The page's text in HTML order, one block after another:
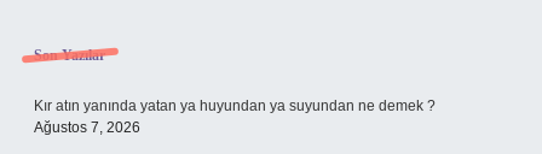
Sidebar
Son Yazılar
Kır atın yanında yatan ya huyundan ya suyundan ne demek ?
Ağustos 7, 2026